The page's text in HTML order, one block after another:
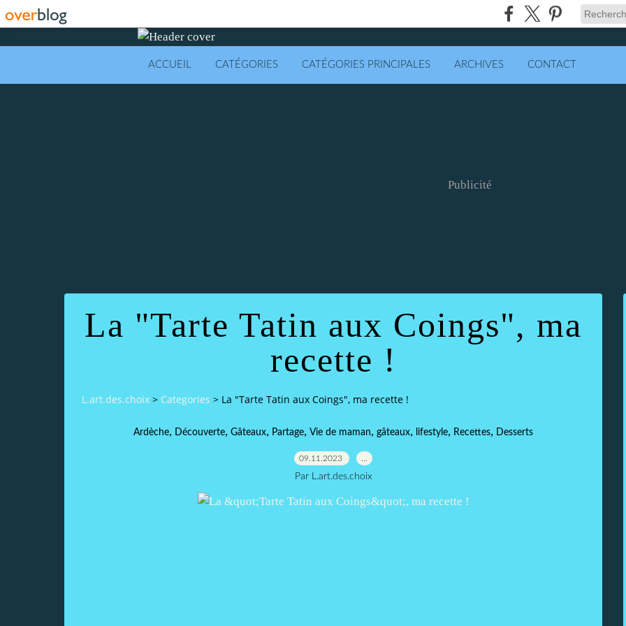
ACCUEIL CATÉGORIES CATÉGORIES PRINCIPALES ARCHIVES CONTACT
Publicité
La "Tarte Tatin aux Coings", ma
recette !
L.art.des.choix > Categories > La "Tarte Tatin aux Coings", ma recette !
Ardèche, Découverte, Gâteaux, Partage, Vie de maman, gâteaux, lifestyle, Recettes, Desserts
09.11.2023
Par L.art.des.choix